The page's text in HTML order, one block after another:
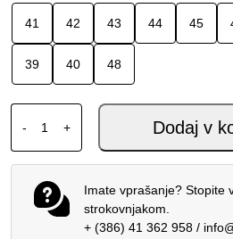
41 42 43 44 45
39 40 48
-
XPD X-BEAT AIR ČEVLJI BLACK
+ Dodaj v
Imate vprašanje? Stopite
strokovnjakom.
+ (386) 41 362 958/